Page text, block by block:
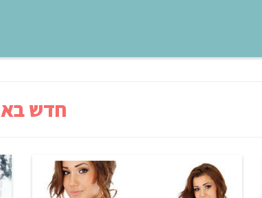
חדש
שמלת הריון עם שרוולים קצרים - מתאימה